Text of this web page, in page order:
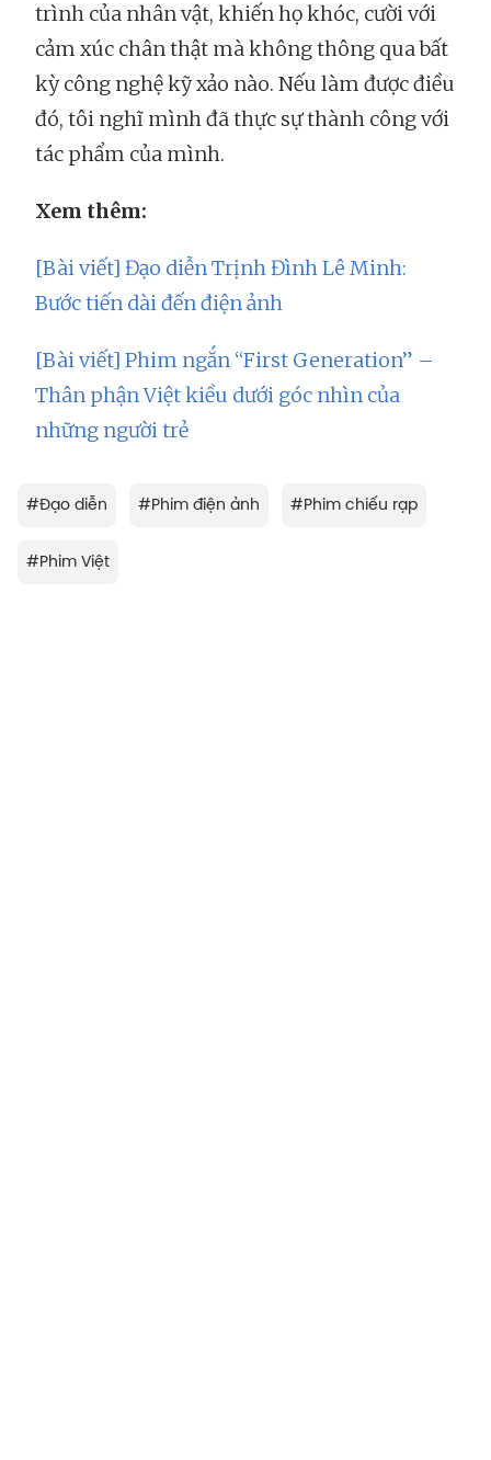
trình của nhân vật, khiến họ khóc, cười với
cảm xúc chân thật mà không thông qua bất
kỳ công nghệ kỹ xảo nào. Nếu làm được điều
đó, tôi nghĩ mình đã thực sự thành công với
tác phẩm của mình.
Xem thêm:
[Bài viết] Đạo diễn Trịnh Đình Lê Minh:
Bước tiến dài đến điện ảnh
[Bài viết] Phim ngắn “First Generation” –
Thân phận Việt kiều dưới góc nhìn của
những người trẻ
#Đạo diễn #Phim điện ảnh #Phim chiếu rạp
#Phim Việt